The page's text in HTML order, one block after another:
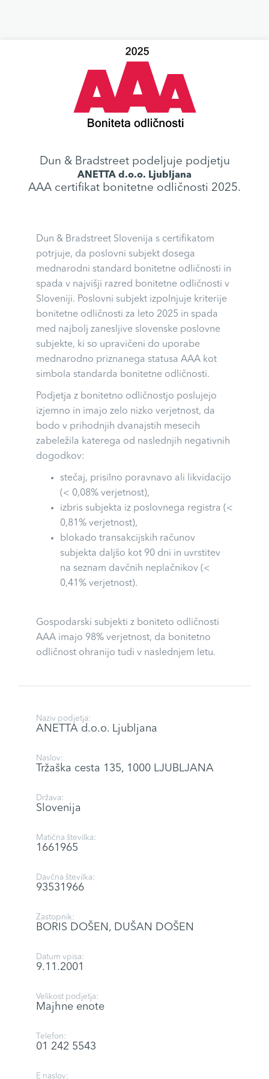
Dun & Bradstreet podeljuje podjetju
ANETTA d.o.o. Ljubljana
AAA certifikat bonitetne odličnosti 2025.
Dun & Bradstreet Slovenija s certifikatom
potrjuje, da poslovni subjekt dosega
mednarodni standard bonitetne odličnosti in
spada v najvišji razred bonitetne odličnosti v
Sloveniji. Poslovni subjekt izpolnjuje kriterije
bonitetne odličnosti za leto 2025 in spada
med najbolj zanesljive slovenske poslovne
subjekte, ki so upravičeni do uporabe
mednarodno priznanega statusa AAA kot
simbola standarda bonitetne odličnosti.
Podjetja z bonitetno odličnostjo poslujejo
izjemno in imajo zelo nizko verjetnost, da
bodo v prihodnjih dvanajstih mesecih
zabeležila katerega od naslednjih negativnih
dogodkov:
stečaj, prisilno poravnavo ali likvidacijo
(< 0,08% verjetnost),
izbris subjekta iz poslovnega registra (<
0,81% verjetnost),
blokado transakcijskih računov
subjekta daljšo kot 90 dni in uvrstitev
na seznam davčnih neplačnikov (<
0,41% verjetnost).
Gospodarski subjekti z boniteto odličnosti
AAA imajo 98% verjetnost, da bonitetno
odličnost ohranijo tudi v naslednjem letu.
Naziv podjetja:
ANETTA d.o.o. Ljubljana
Naslov:
Tržaška cesta 135, 1000 LJUBLJANA
Država:
Slovenija
Matična številka:
1661965
Davčna številka:
93531966
Zastopnik:
BORIS DOŠEN, DUŠAN DOŠEN
Datum vpisa:
9.11.2001
Velikost podjetja:
Majhne enote
Telefon:
01 242 5543
E naslov: